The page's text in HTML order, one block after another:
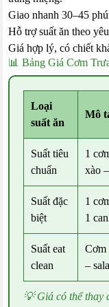
Giao nhanh 30–45
Hỗ trợ suất ăn theo
Giá hợp lý, có chiết
📊 Bảng Giá Cơm
Loại
suất ăn
Mô
Suất tiêu
chuẩn
1
xào
Suất đặc
biệt
1
1
Suất eat
clean
Cơm
–
💡 Giá có thể thay